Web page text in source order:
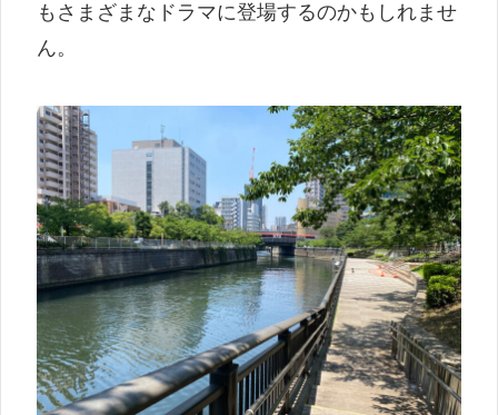
もさまざまなドラマに登場するのかもしれませ
ん。